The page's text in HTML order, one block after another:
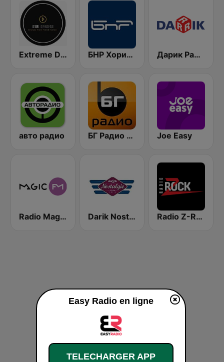
Extreme Deep House Radio БНР Хоризонт (BNR Horizont) Дарик Радио ( Darik Radio )
авто радио БГ Радио 91.9 ( BG Radio ) Joe Easy
Radio Magic FM 92.4 Darik Nostalgie Radio Z-ROCK
Easy Radio en ligne
TELECHARGER APP